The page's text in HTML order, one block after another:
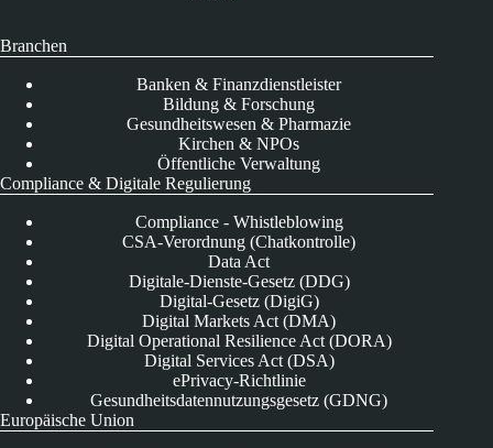
Branchen
Banken & Finanzdienstleister
Bildung & Forschung
Gesundheitswesen & Pharmazie
Kirchen & NPOs
Öffentliche Verwaltung
Compliance & Digitale Regulierung
Compliance - Whistleblowing
CSA-Verordnung (Chatkontrolle)
Data Act
Digitale-Dienste-Gesetz (DDG)
Digital-Gesetz (DigiG)
Digital Markets Act (DMA)
Digital Operational Resilience Act (DORA)
Digital Services Act (DSA)
ePrivacy-Richtlinie
Gesundheitsdatennutzungsgesetz (GDNG)
Europäische Union